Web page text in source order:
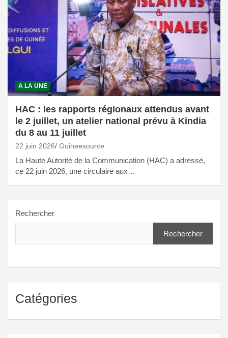
A LA UNE
HAC : les rapports régionaux attendus avant
le 2 juillet, un atelier national prévu à Kindia
du 8 au 11 juillet
22 juin 2026 Guineesource
La Haute Autorité de la Communication (HAC) a adressé,
ce 22 juin 2026, une circulaire aux…
Rechercher
Rechercher
Catégories